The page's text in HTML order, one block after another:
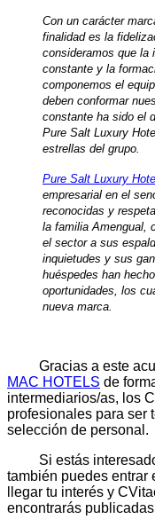
Con un carácter
finalidad es la
consideramos que la
constante y la
componemos el
deben conformar
constante ha sido el
Pure Salt Luxury
estrellas del grupo.
Pure Salt Luxury
empresarial en el
reconocidas y
la familia Amengual,
el sector a sus
inquietudes y sus
huéspedes han
oportunidades, los
nueva marca.
Gracias a este
MAC HOTELS de
intermediarios/as, los
profesionales para ser
selección de personal.
Si estás
también puedes entrar
llegar tu interés y
encontrarás